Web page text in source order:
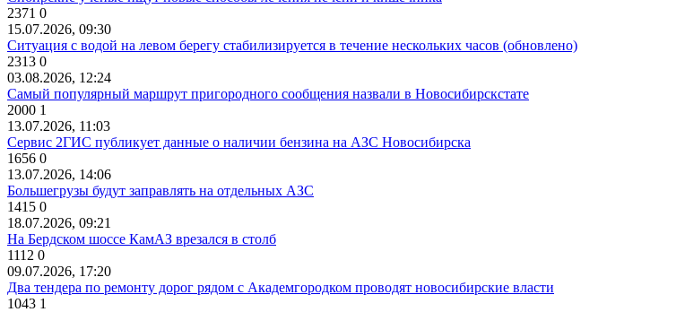
2371 0
15.07.2026, 09:30
Ситуация с водой на левом берегу стабилизируется в течение нескольких часов (обновлено)
2313 0
03.08.2026, 12:24
Самый популярный маршрут пригородного сообщения назвали в Новосибирскстате
2000 1
13.07.2026, 11:03
Сервис 2ГИС публикует данные о наличии бензина на АЗС Новосибирска
1656 0
13.07.2026, 14:06
Большегрузы будут заправлять на отдельных АЗС
1415 0
18.07.2026, 09:21
На Бердском шоссе КамАЗ врезался в столб
1112 0
09.07.2026, 17:20
Два тендера по ремонту дорог рядом с Академгородком проводят новосибирские власти
1043 1